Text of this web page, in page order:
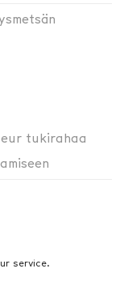
service.
tukirahaa